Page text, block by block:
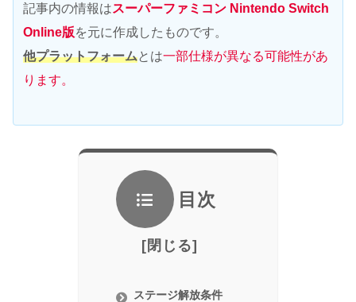
記事内の情報はスーパーファミコン Nintendo Switch
Online版を元に作成したものです。
他プラットフォームとは一部仕様が異なる可能性があ
ります。
目次
ステージ解放条件